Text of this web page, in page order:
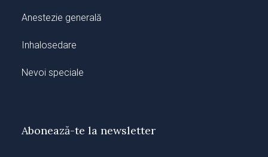
Anestezie generală
Inhalosedare
Nevoi speciale
Abonează-te la newsletter